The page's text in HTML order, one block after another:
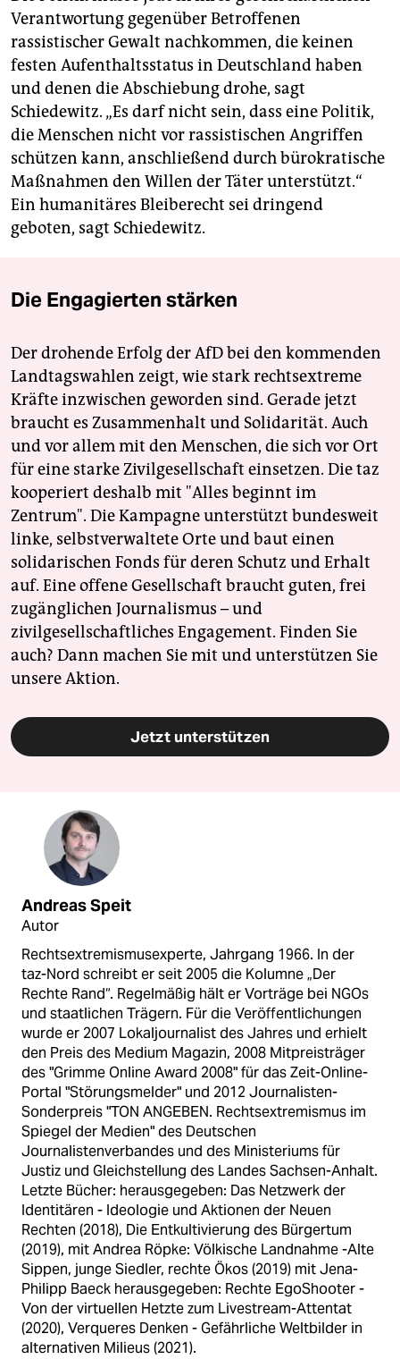
Verantwortung gegenüber Betroffenen
rassistischer Gewalt nachkommen, die keinen
festen Aufenthaltsstatus in Deutschland haben
und denen die Abschiebung drohe, sagt
Schiedewitz. „Es darf nicht sein, dass eine Politik,
die Menschen nicht vor rassistischen Angriffen
schützen kann, anschließend durch bürokratische
Maßnahmen den Willen der Täter unterstützt.“
Ein humanitäres Bleiberecht sei dringend
geboten, sagt Schiedewitz.
Die Engagierten stärken
Der drohende Erfolg der AfD bei den kommenden
Landtagswahlen zeigt, wie stark rechtsextreme
Kräfte inzwischen geworden sind. Gerade jetzt
braucht es Zusammenhalt und Solidarität. Auch
und vor allem mit den Menschen, die sich vor Ort
für eine starke Zivilgesellschaft einsetzen. Die taz
kooperiert deshalb mit "Alles beginnt im
Zentrum". Die Kampagne unterstützt bundesweit
linke, selbstverwaltete Orte und baut einen
solidarischen Fonds für deren Schutz und Erhalt
auf. Eine offene Gesellschaft braucht guten, frei
zugänglichen Journalismus – und
zivilgesellschaftliches Engagement. Finden Sie
auch? Dann machen Sie mit und unterstützen Sie
unsere Aktion.
Jetzt unterstützen
Andreas Speit
Autor
Rechtsextremismusexperte, Jahrgang 1966. In der
taz-Nord schreibt er seit 2005 die Kolumne „Der
Rechte Rand“. Regelmäßig hält er Vorträge bei NGOs
und staatlichen Trägern. Für die Veröffentlichungen
wurde er 2007 Lokaljournalist des Jahres und erhielt
den Preis des Medium Magazin, 2008 Mitpreisträger
des "Grimme Online Award 2008" für das Zeit-Online-
Portal "Störungsmelder" und 2012 Journalisten-
Sonderpreis "TON ANGEBEN. Rechtsextremismus im
Spiegel der Medien" des Deutschen
Journalistenverbandes und des Ministeriums für
Justiz und Gleichstellung des Landes Sachsen-Anhalt.
Letzte Bücher: herausgegeben: Das Netzwerk der
Identitären - Ideologie und Aktionen der Neuen
Rechten (2018), Die Entkultivierung des Bürgertum
(2019), mit Andrea Röpke: Völkische Landnahme -Alte
Sippen, junge Siedler, rechte Ökos (2019) mit Jena-
Philipp Baeck herausgegeben: Rechte EgoShooter -
Von der virtuellen Hetzte zum Livestream-Attentat
(2020), Verqueres Denken - Gefährliche Weltbilder in
alternativen Milieus (2021).